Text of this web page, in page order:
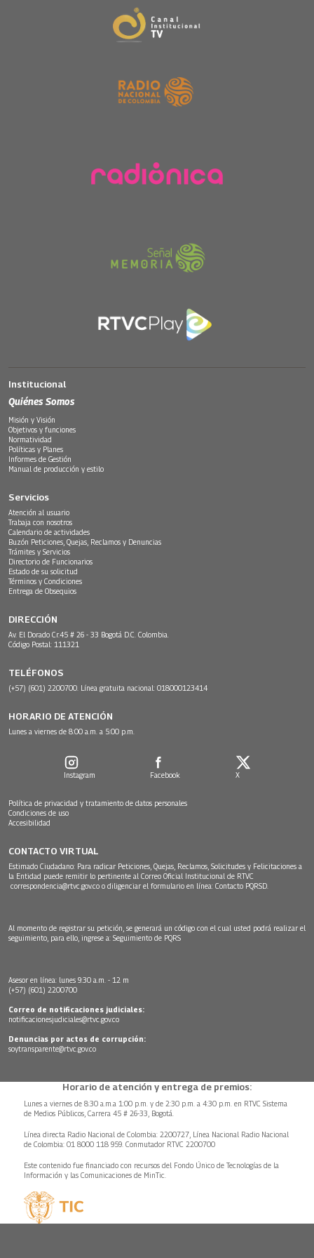
Institucional
Quiénes Somos
Misión y Visión
Objetivos y funciones
Normatividad
Políticas y Planes
Informes de Gestión
Manual de producción y estilo
Servicios
Atención al usuario
Trabaja con nosotros
Calendario de actividades
Buzón Peticiones, Quejas, Reclamos y Denuncias
Trámites y Servicios
Directorio de Funcionarios
Estado de su solicitud
Términos y Condiciones
Entrega de Obsequios
DIRECCIÓN
Av. El Dorado Cr.45 # 26 - 33 Bogotá D.C. Colombia.
Código Postal: 111321
TELÉFONOS
(+57) (601) 2200700. Línea gratuita nacional: 018000123414
HORARIO DE ATENCIÓN
Lunes a viernes de 8:00 a.m. a 5:00 p.m.
Instagram Facebook X
Política de privacidad y tratamiento de datos personales
Condiciones de uso
Accesibilidad
CONTACTO VIRTUAL
Estimado Ciudadano: Para radicar Peticiones, Quejas, Reclamos, Solicitudes y Felicitaciones a
la Entidad puede remitir lo pertinente al Correo Oficial Institucional de RTVC
correspondencia@rtvc.gov.co o diligenciar el formulario en línea: Contacto PQRSD.
Al momento de registrar su petición, se generará un código con el cual usted podrá realizar el
seguimiento, para ello, ingrese a: Seguimiento de PQRS
Asesor en línea: lunes 9:30 a.m. - 12 m
(+57) (601) 2200700
Correo de notificaciones judiciales:
notificacionesjudiciales@rtvc.gov.co
Denuncias por actos de corrupción:
soytransparente@rtvc.gov.co
Horario de atención y entrega de premios:
Lunes a viernes de 8:30 a.m.a 1:00 p.m. y de 2:30 p.m. a 4:30 p.m. en RTVC Sistema
de Medios Públicos, Carrera 45 # 26-33, Bogotá.
Línea directa Radio Nacional de Colombia: 2200727, Línea Nacional Radio Nacional
de Colombia: 01 8000 118 959. Conmutador RTVC 2200700
Este contenido fue financiado con recursos del Fondo Único de Tecnologías de la
Información y las Comunicaciones de MinTic.